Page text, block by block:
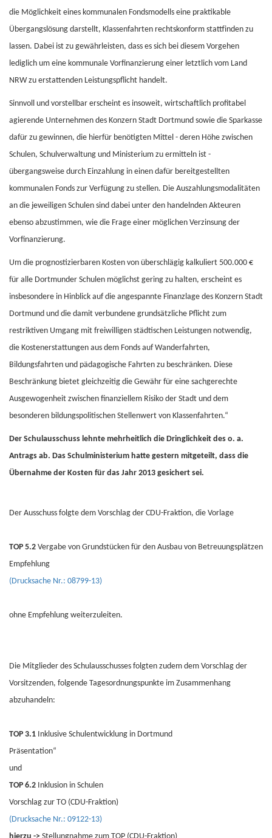
die Möglichkeit eines kommunalen Fondsmodells eine praktikable
Übergangslösung darstellt, Klassenfahrten rechtskonform stattfinden zu
lassen. Dabei ist zu gewährleisten, dass es sich bei diesem Vorgehen
lediglich um eine kommunale Vorfinanzierung einer letztlich vom Land
NRW zu erstattenden Leistungspflicht handelt.
Sinnvoll und vorstellbar erscheint es insoweit, wirtschaftlich profitabel
agierende Unternehmen des Konzern Stadt Dortmund sowie die Sparkasse
dafür zu gewinnen, die hierfür benötigten Mittel - deren Höhe zwischen
Schulen, Schulverwaltung und Ministerium zu ermitteln ist -
übergangsweise durch Einzahlung in einen dafür bereitgestellten
kommunalen Fonds zur Verfügung zu stellen. Die Auszahlungsmodalitäten
an die jeweiligen Schulen sind dabei unter den handelnden Akteuren
ebenso abzustimmen, wie die Frage einer möglichen Verzinsung der
Vorfinanzierung.
Um die prognostizierbaren Kosten von überschlägig kalkuliert 500.000 €
für alle Dortmunder Schulen möglichst gering zu halten, erscheint es
insbesondere in Hinblick auf die angespannte Finanzlage des Konzern Stadt
Dortmund und die damit verbundene grundsätzliche Pflicht zum
restriktiven Umgang mit freiwilligen städtischen Leistungen notwendig,
die Kostenerstattungen aus dem Fonds auf Wanderfahrten,
Bildungsfahrten und pädagogische Fahrten zu beschränken. Diese
Beschränkung bietet gleichzeitig die Gewähr für eine sachgerechte
Ausgewogenheit zwischen finanziellem Risiko der Stadt und dem
besonderen bildungspolitischen Stellenwert von Klassenfahrten.“
Der Schulausschuss lehnte mehrheitlich die Dringlichkeit des o. a.
Antrags ab. Das Schulministerium hatte gestern mitgeteilt, dass die
Übernahme der Kosten für das Jahr 2013 gesichert sei.
Der Ausschuss folgte dem Vorschlag der CDU-Fraktion, die Vorlage
TOP 5.2 Vergabe von Grundstücken für den Ausbau von Betreuungsplätzen
Empfehlung
(Drucksache Nr.: 08799-13)
ohne Empfehlung weiterzuleiten.
Die Mitglieder des Schulausschusses folgten zudem dem Vorschlag der
Vorsitzenden, folgende Tagesordnungspunkte im Zusammenhang
abzuhandeln:
TOP 3.1 Inklusive Schulentwicklung in Dortmund
Präsentation“
und
TOP 6.2 Inklusion in Schulen
Vorschlag zur TO (CDU-Fraktion)
(Drucksache Nr.: 09122-13)